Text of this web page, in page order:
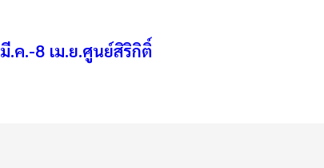
ค.-8 เม.ย.ศูนย์สิริกิติ์